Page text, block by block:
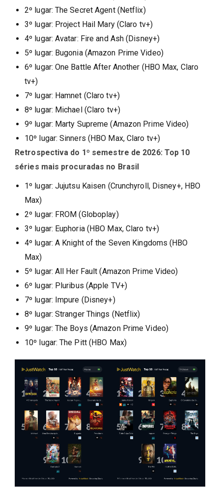
2º lugar: The Secret Agent (Netflix)
3º lugar: Project Hail Mary (Claro tv+)
4º lugar: Avatar: Fire and Ash (Disney+)
5º lugar: Bugonia (Amazon Prime Video)
6º lugar: One Battle After Another (HBO Max, Claro
tv+)
7º lugar: Hamnet (Claro tv+)
8º lugar: Michael (Claro tv+)
9º lugar: Marty Supreme (Amazon Prime Video)
10º lugar: Sinners (HBO Max, Claro tv+)
Retrospectiva do 1º semestre de 2026: Top 10
séries mais procuradas no Brasil
1º lugar: Jujutsu Kaisen (Crunchyroll, Disney+, HBO
Max)
2º lugar: FROM (Globoplay)
3º lugar: Euphoria (HBO Max, Claro tv+)
4º lugar: A Knight of the Seven Kingdoms (HBO
Max)
5º lugar: All Her Fault (Amazon Prime Video)
6º lugar: Pluribus (Apple TV+)
7º lugar: Impure (Disney+)
8º lugar: Stranger Things (Netflix)
9º lugar: The Boys (Amazon Prime Video)
10º lugar: The Pitt (HBO Max)